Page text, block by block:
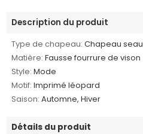
Description du produit
Type de chapeau: Chapeau seau
Matière: Fausse fourrure de vison
Style: Mode
Motif: Imprimé léopard
Saison: Automne, Hiver
Détails du produit